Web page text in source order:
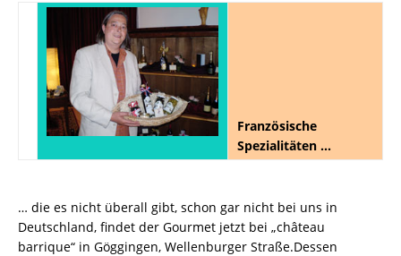
Französische
Spezialitäten …
… die es nicht überall gibt, schon gar nicht bei uns in
Deutschland, findet der Gourmet jetzt bei „château
barrique“ in Göggingen, Wellenburger Straße.Dessen